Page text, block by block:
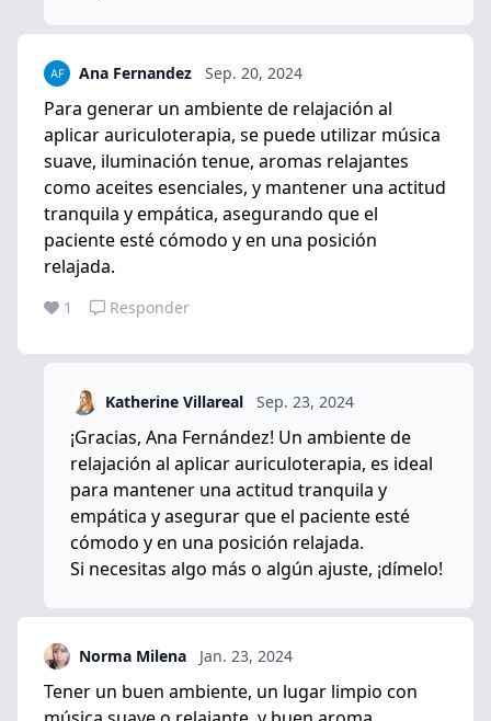
Ana Fernandez Sep. 20, 2024
Para generar un ambiente de relajación al
aplicar auriculoterapia, se puede utilizar música
suave, iluminación tenue, aromas relajantes
como aceites esenciales, y mantener una actitud
tranquila y empática, asegurando que el
paciente esté cómodo y en una posición
relajada.
1 Responder
Katherine Villareal Sep. 23, 2024
¡Gracias, Ana Fernández! Un ambiente de
relajación al aplicar auriculoterapia, es ideal
para mantener una actitud tranquila y
empática y asegurar que el paciente esté
cómodo y en una posición relajada.
Si necesitas algo más o algún ajuste, ¡dímelo!
Norma Milena Jan. 23, 2024
Tener un buen ambiente, un lugar limpio con